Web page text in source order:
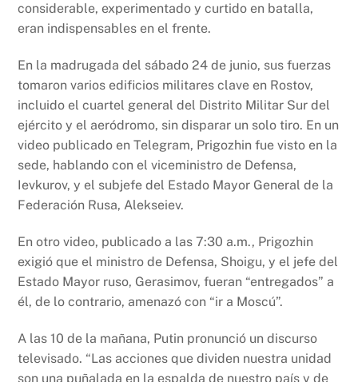
considerable, experimentado y curtido en batalla,
eran indispensables en el frente.
En la madrugada del sábado 24 de junio, sus fuerzas
tomaron varios edificios militares clave en Rostov,
incluido el cuartel general del Distrito Militar Sur del
ejército y el aeródromo, sin disparar un solo tiro. En un
video publicado en Telegram, Prigozhin fue visto en la
sede, hablando con el viceministro de Defensa,
Ievkurov, y el subjefe del Estado Mayor General de la
Federación Rusa, Alekseiev.
En otro video, publicado a las 7:30 a.m., Prigozhin
exigió que el ministro de Defensa, Shoigu, y el jefe del
Estado Mayor ruso, Gerasimov, fueran “entregados” a
él, de lo contrario, amenazó con “ir a Moscú”.
A las 10 de la mañana, Putin pronunció un discurso
televisado. “Las acciones que dividen nuestra unidad
son una puñalada en la espalda de nuestro país y de